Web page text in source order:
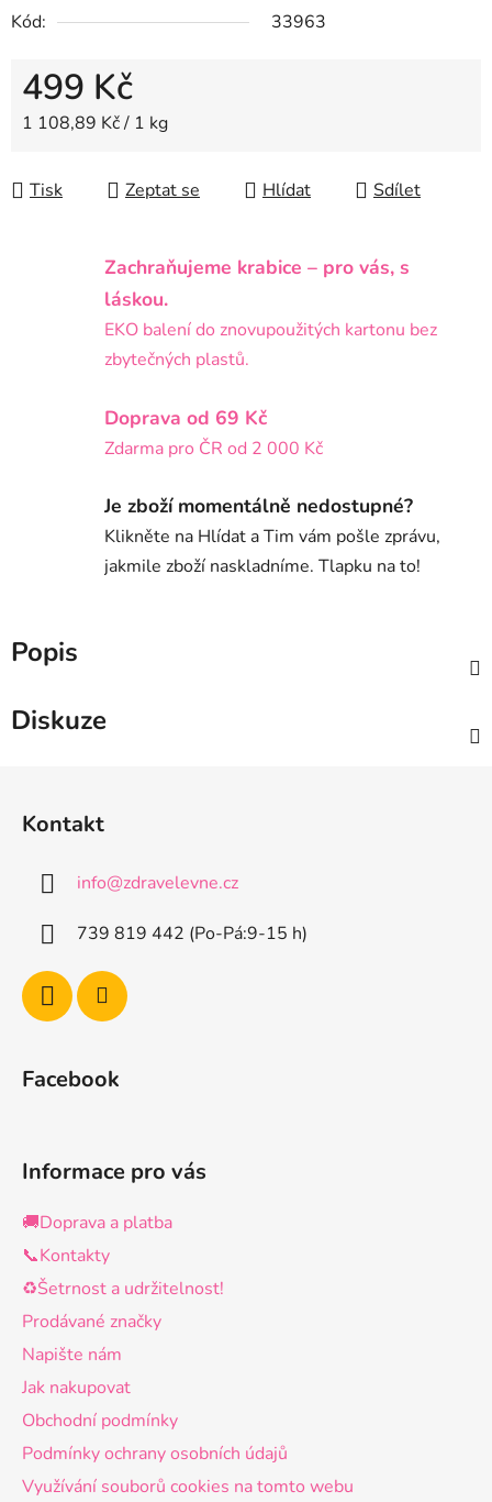
Kód:
33963
499 Kč
Měrná cena:
1 108,89 Kč / 1 kg
Tisk Zeptat se Hlídat Sdílet
Zachraňujeme krabice – pro vás, s
láskou.
EKO balení do znovupoužitých kartonu bez
zbytečných plastů.
Doprava od 69 Kč
Zdarma pro ČR od 2 000 Kč
Je zboží momentálně nedostupné?
Klikněte na Hlídat a Tim vám pošle zprávu,
jakmile zboží naskladníme. Tlapku na to!
Popis
Diskuze
Kontakt
info@zdravelevne.cz
739 819 442 (Po-Pá:9-15 h)
Facebook
Informace pro vás
🚚Doprava a platba
📞Kontakty
♻️Šetrnost a udržitelnost!
Prodávané značky
Napište nám
Jak nakupovat
Obchodní podmínky
Podmínky ochrany osobních údajů
Využívání souborů cookies na tomto webu